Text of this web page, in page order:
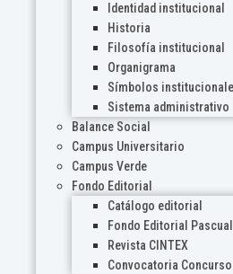
Identidad institucional
Historia
Filosofía institucional
Organigrama
Símbolos
Sistema administrativo
Balance Social
Campus Universitario
Campus Verde
Fondo Editorial
Catálogo editorial
Fondo Editorial
Revista CINTEX
Convocatoria Concurso